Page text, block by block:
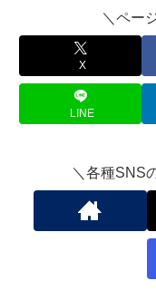
＼ペー
X
LINE
＼各種SNS